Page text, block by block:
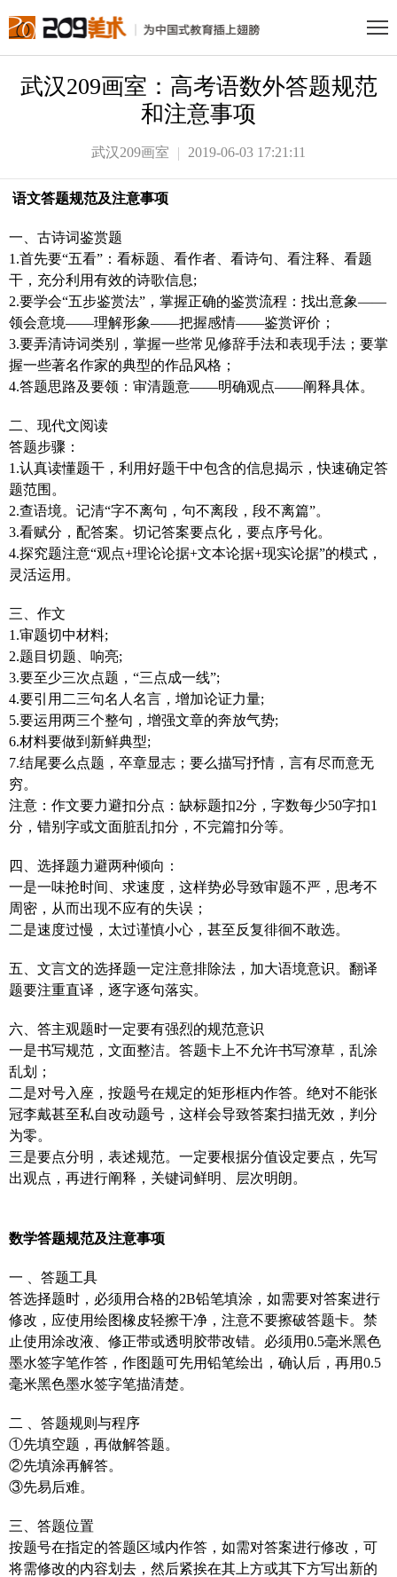
武汉209画室：高考语数外答题规范
和注意事项
武汉209画室 2019-06-03 17:21:11
语文答题规范及注意事项
一、古诗词鉴赏题
1.首先要“五看”：看标题、看作者、看诗句、看注释、看题
干，充分利用有效的诗歌信息;
2.要学会“五步鉴赏法”，掌握正确的鉴赏流程：找出意象——
领会意境——理解形象——把握感情——鉴赏评价；
3.要弄清诗词类别，掌握一些常见修辞手法和表现手法；要掌
握一些著名作家的典型的作品风格；
4.答题思路及要领：审清题意——明确观点——阐释具体。
二、现代文阅读
答题步骤：
1.认真读懂题干，利用好题干中包含的信息揭示，快速确定答
题范围。
2.查语境。记清“字不离句，句不离段，段不离篇”。
3.看赋分，配答案。切记答案要点化，要点序号化。
4.探究题注意“观点+理论论据+文本论据+现实论据”的模式，
灵活运用。
三、作文
1.审题切中材料;
2.题目切题、响亮;
3.要至少三次点题，“三点成一线”;
4.要引用二三句名人名言，增加论证力量;
5.要运用两三个整句，增强文章的奔放气势;
6.材料要做到新鲜典型;
7.结尾要么点题，卒章显志；要么描写抒情，言有尽而意无
穷。
注意：作文要力避扣分点：缺标题扣2分，字数每少50字扣1
分，错别字或文面脏乱扣分，不完篇扣分等。
四、选择题力避两种倾向：
一是一味抢时间、求速度，这样势必导致审题不严，思考不
周密，从而出现不应有的失误；
二是速度过慢，太过谨慎小心，甚至反复徘徊不敢选。
五、文言文的选择题一定注意排除法，加大语境意识。翻译
题要注重直译，逐字逐句落实。
六、答主观题时一定要有强烈的规范意识
一是书写规范，文面整洁。答题卡上不允许书写潦草，乱涂
乱划；
二是对号入座，按题号在规定的矩形框内作答。绝对不能张
冠李戴甚至私自改动题号，这样会导致答案扫描无效，判分
为零。
三是要点分明，表述规范。一定要根据分值设定要点，先写
出观点，再进行阐释，关键词鲜明、层次明朗。
数学答题规范及注意事项
一 、答题工具
答选择题时，必须用合格的2B铅笔填涂，如需要对答案进行
修改，应使用绘图橡皮轻擦干净，注意不要擦破答题卡。禁
止使用涂改液、修正带或透明胶带改错。必须用0.5毫米黑色
墨水签字笔作答，作图题可先用铅笔绘出，确认后，再用0.5
毫米黑色墨水签字笔描清楚。
二 、答题规则与程序
①先填空题，再做解答题。
②先填涂再解答。
③先易后难。
三、答题位置
按题号在指定的答题区域内作答，如需对答案进行修改，可
将需修改的内容划去，然后紧挨在其上方或其下方写出新的